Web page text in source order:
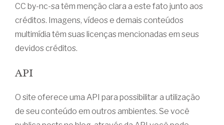
CC by-nc-sa têm menção clara a este fato junto aos
créditos. Imagens, vídeos e demais conteúdos
multimídia têm suas licenças mencionadas em seus
devidos créditos.
API
O site oferece uma API para possibilitar a utilização
de seu conteúdo em outros ambientes. Se você